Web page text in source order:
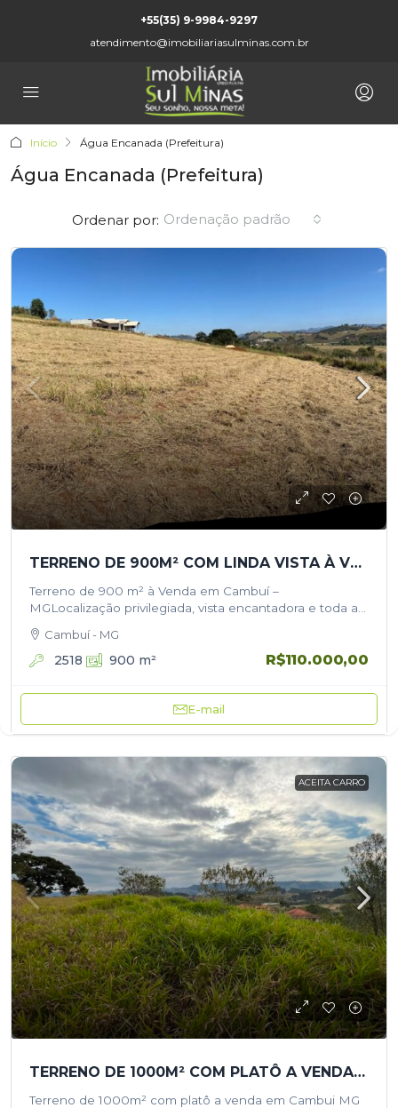
+55(35) 9-9984-9297
atendimento@imobiliariasulminas.com.br
Início Água Encanada (Prefeitura)
Água Encanada (Prefeitura)
Ordenar por: Ordenação padrão
TERRENO DE 900M² COM LINDA VISTA À VENDA EM CAMBUÍ MG
Terreno de 900 m² à Venda em Cambuí –
MGLocalização privilegiada, vista encantadora e toda a
construir sua casa ou investir…
Cambuí - MG
2518 900 m² R$110.000,00
E-mail
ACEITA CARRO
TERRENO DE 1000M² COM PLATÔ A VENDA EM CAMBUI MG
Terreno de 1000m² com platô a venda em Cambui MG